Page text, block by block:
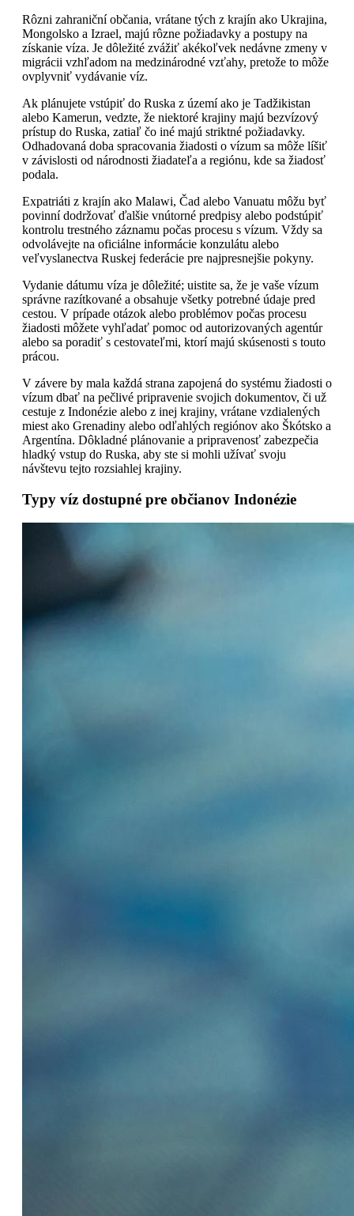
Rôzni zahraniční občania, vrátane tých z krajín ako Ukrajina,
Mongolsko a Izrael, majú rôzne požiadavky a postupy na
získanie víza. Je dôležité zvážiť akékoľvek nedávne zmeny v
migrácii vzhľadom na medzinárodné vzťahy, pretože to môže
ovplyvniť vydávanie víz.
Ak plánujete vstúpiť do Ruska z území ako je Tadžikistan
alebo Kamerun, vedzte, že niektoré krajiny majú bezvízový
prístup do Ruska, zatiaľ čo iné majú striktné požiadavky.
Odhadovaná doba spracovania žiadosti o vízum sa môže líšiť
v závislosti od národnosti žiadateľa a regiónu, kde sa žiadosť
podala.
Expatriáti z krajín ako Malawi, Čad alebo Vanuatu môžu byť
povinní dodržovať ďalšie vnútorné predpisy alebo podstúpiť
kontrolu trestného záznamu počas procesu s vízum. Vždy sa
odvolávejte na oficiálne informácie konzulátu alebo
veľvyslanectva Ruskej federácie pre najpresnejšie pokyny.
Vydanie dátumu víza je dôležité; uistite sa, že je vaše vízum
správne razítkované a obsahuje všetky potrebné údaje pred
cestou. V prípade otázok alebo problémov počas procesu
žiadosti môžete vyhľadať pomoc od autorizovaných agentúr
alebo sa poradiť s cestovateľmi, ktorí majú skúsenosti s touto
prácou.
V závere by mala každá strana zapojená do systému žiadosti o
vízum dbať na pečlivé pripravenie svojich dokumentov, či už
cestuje z Indonézie alebo z inej krajiny, vrátane vzdialených
miest ako Grenadiny alebo odľahlých regiónov ako Škótsko a
Argentína. Dôkladné plánovanie a pripravenosť zabezpečia
hladký vstup do Ruska, aby ste si mohli užívať svoju
návštevu tejto rozsiahlej krajiny.
Typy víz dostupné pre občianov Indonézie